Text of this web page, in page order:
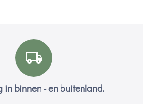
in binnen - en buitenland.